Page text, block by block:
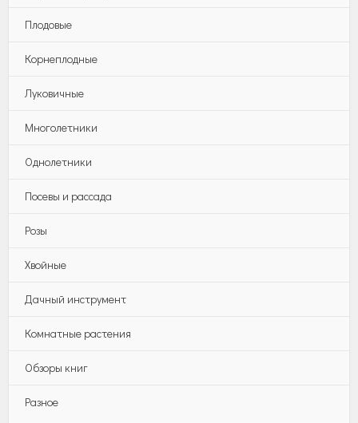
Плодовые
Корнеплодные
Луковичные
Многолетники
Однолетники
Посевы и рассада
Розы
Хвойные
Дачный инструмент
Комнатные растения
Обзоры книг
Разное